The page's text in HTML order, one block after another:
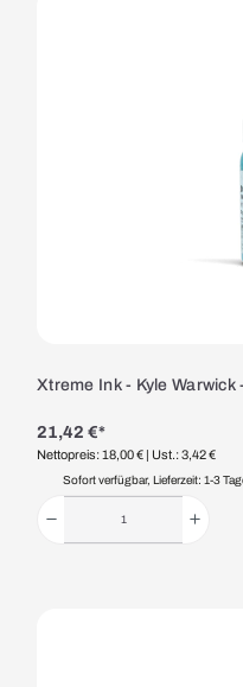
Xtreme Ink - Kyle Warwick
21,42 €*
Nettopreis: 18,00 € | Ust.: 3,42 €
Sofort verfügbar, Lieferzeit: 1-3